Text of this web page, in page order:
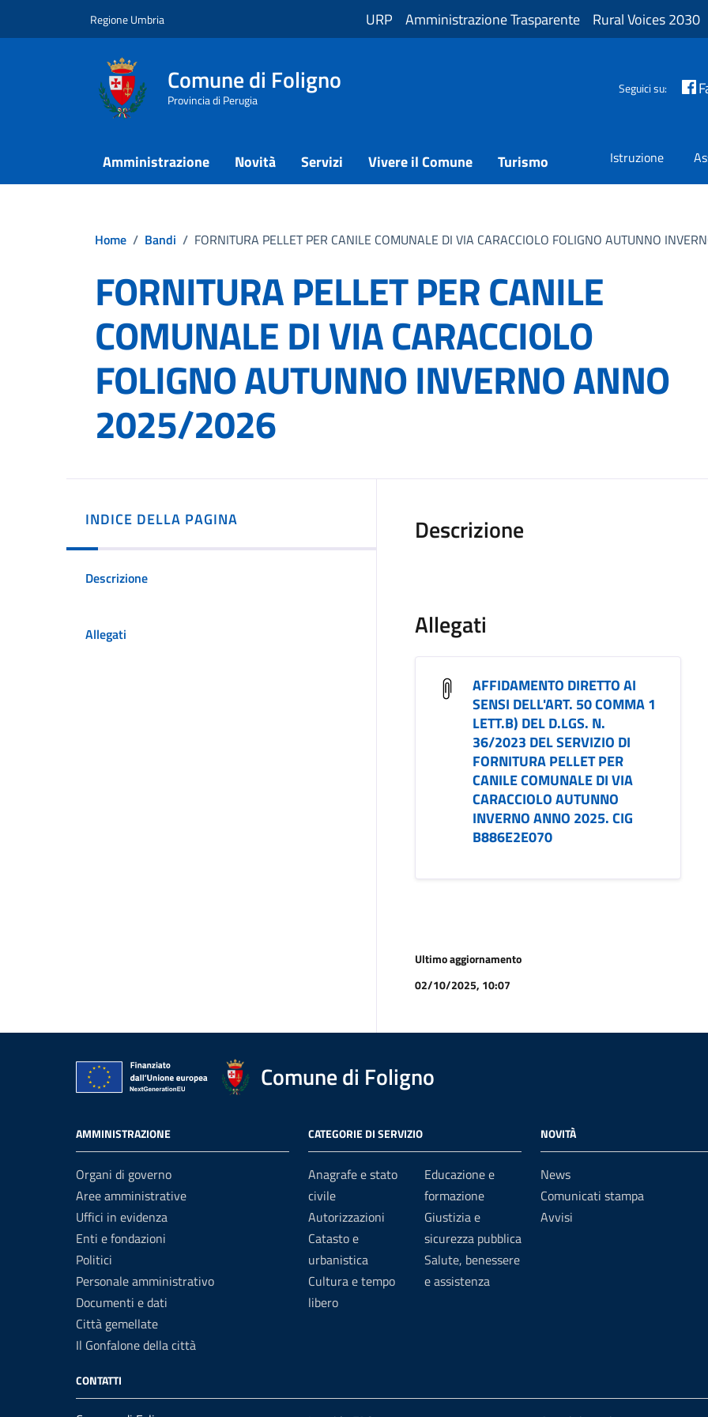
Regione Umbria URP Amministrazione Trasparente Rural Voices 2030
Comune di Foligno
Provincia di Perugia
Seguici su:
Amministrazione Novità Servizi Vivere il Comune Turismo Istruzione
Home / Bandi / FORNITURA PELLET PER CANILE COMUNALE DI VIA CARACCIOLO FOLIGNO AUTUNNO
FORNITURA PELLET PER CANILE
COMUNALE DI VIA CARACCIOLO
FOLIGNO AUTUNNO INVERNO ANNO
2025/2026
INDICE DELLA PAGINA
Descrizione
Allegati
Descrizione
Allegati
AFFIDAMENTO DIRETTO AI
SENSI DELL'ART. 50 COMMA 1
LETT.B) DEL D.LGS. N.
36/2023 DEL SERVIZIO DI
FORNITURA PELLET PER
CANILE COMUNALE DI VIA
CARACCIOLO AUTUNNO
INVERNO ANNO 2025. CIG
B886E2E070
Ultimo aggiornamento
02/10/2025, 10:07
Comune di Foligno
AMMINISTRAZIONE
Organi di governo
Aree amministrative
Uffici in evidenza
Enti e fondazioni
Politici
Personale amministrativo
Documenti e dati
Città gemellate
Il Gonfalone della città
CATEGORIE DI SERVIZIO
Anagrafe e stato
civile
Autorizzazioni
Catasto e
urbanistica
Cultura e tempo
libero
Educazione e
formazione
Giustizia e
sicurezza pubblica
Salute, benessere
e assistenza
NOVITÀ
News
Comunicati stampa
Avvisi
CONTATTI